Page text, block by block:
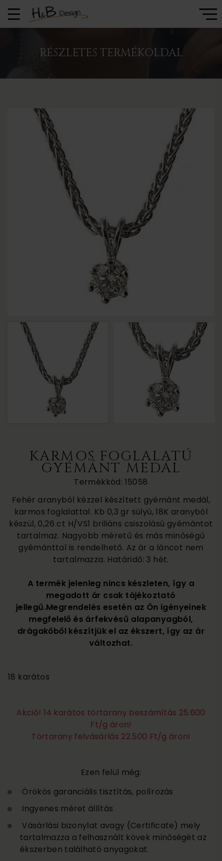
RÉSZLETES TERMÉKOLDAL
KARMOS FOGLALATÚ
GYÉMÁNT MEDÁL
Termékkód: 15058
Fehér aranyból kézzel készített gyémánt medál,
karmos foglalattal. Kb 0,3 gr súlyú, 18K aranyból
készül, 0,26 ct H/VS1 briliáns csiszolású gyémántot
tartalmaz. Nagyobb méretű és más minőségű
gyémánttal is rendelhető. Az ár a láncot nem
tartalmazza. Határidő: 3 hét.
A termék jelenleg nincs készleten, így a
megadott ár csak tájékoztató
jellegű.Megrendelés esetén az Ön igényeinek
megfelelő és árfekvésű alapanyagból,
drágakőből készítjük el az ékszert, így az ár
változhat.
18 karátos
Akció! 14 karátos törtarany beszámítás 25.600
Ft/g áron!
Törtarany felvásárlás 22.500 Ft/g áron!
Ezen felül még:
Örökös garanciális tisztítás, polírozás
Ingyenes méret állítás
Vásárlási bizonylat avagy (Certificate) mely
tartalmazza a felhasznált kövek minőségét az
ékszerben található anyagokat.